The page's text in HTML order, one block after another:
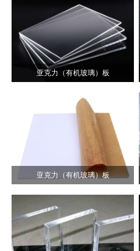
亚克力（有机玻璃）板
亚克力（有机玻璃）板